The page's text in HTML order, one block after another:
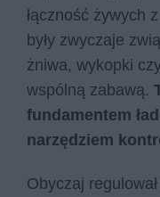
łączność żywych
były zwyczaje
żniwa, wykopki
wspólną zabawą.
fundamentem
narzędziem
Obyczaj